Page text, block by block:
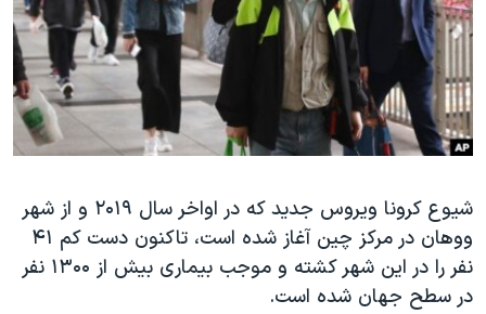
حقوق شهروندی
اقتصادی
علم و فناوری
اسرائیل در جنگ
آرشیو پخش زنده
انتخابات ریاست جمهوری آمریکا ۲۰۲۴
حمله جمهوری اسلامی به اسرائیل
رمز مهسا
ورزش زنان در ایران
مجموعه مستندهای دادخواهی
تریبونال مردمی آبان ۹۸
دادگاه حمید نوری
زبانهای مختلف
شیوع کرونا ویروس جدید که در اواخر سال ۲۰۱۹ و از شهر
ووهان در مرکز چین آغاز شده است، تاکنون دست کم ۴۱
نفر را در این شهر کشته و موجب بیماری بیش از ۱۳۰۰ نفر
در سطح جهان شده است.